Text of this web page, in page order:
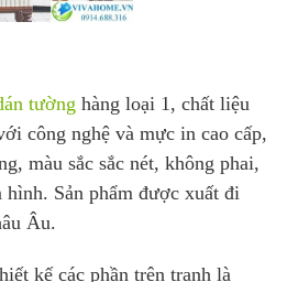
tường hàng loại 1, chất liệu
công nghệ và mực in cao cấp,
màu sắc sắc nét, không phai,
Sản phẩm được xuất đi
Âu.
kế các phần trên tranh là